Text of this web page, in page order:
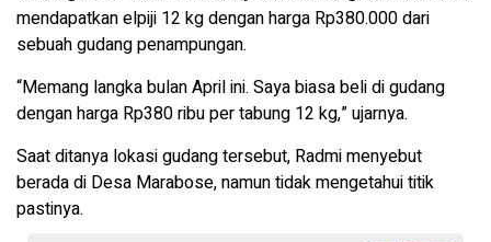
mendapatkan elpiji 12 kg dengan harga Rp380.000 dari
sebuah gudang penampungan.
“Memang langka bulan April ini. Saya biasa beli di gudang
dengan harga Rp380 ribu per tabung 12 kg,” ujarnya.
Saat ditanya lokasi gudang tersebut, Radmi menyebut
berada di Desa Marabose, namun tidak mengetahui titik
pastinya.